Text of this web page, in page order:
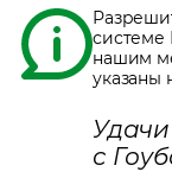
системе
нашим
указаны
с